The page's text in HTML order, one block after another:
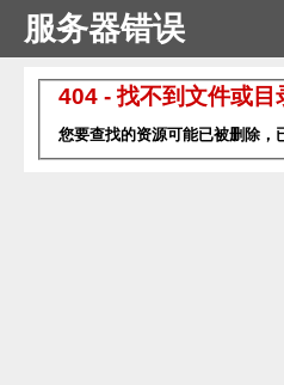
服务器错误
404 - 找不到文件或目
您要查找的资源可能已被删除，